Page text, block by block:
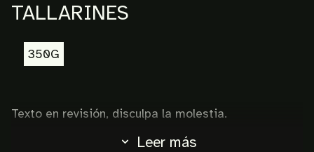
TALLARINES
350G
Leer más
Texto en revisión, disculpa la molestia.